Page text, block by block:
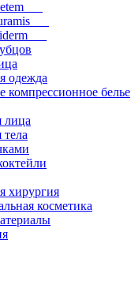
одежда
компрессионное белье
лица
хирургия
косметика